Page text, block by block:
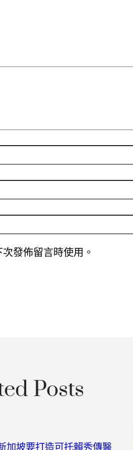
發佈留言時使用。
Posts
加坡要打造可托賴秀傳醫